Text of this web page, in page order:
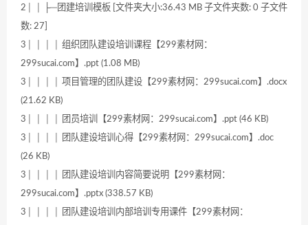
2│ │ ├─团建培训模板 [文件夹大小:36.43 MB 子文件夹数: 0 子文件
数: 27]
3│ │ │ │ 组织团队建设培训课程【299素材网：
299sucai.com】.ppt (1.08 MB)
3│ │ │ │ 项目管理的团队建设【299素材网：299sucai.com】.docx
(21.62 KB)
3│ │ │ │ 团员培训【299素材网：299sucai.com】.ppt (46 KB)
3│ │ │ │ 团队建设培训心得【299素材网：299sucai.com】.doc
(26 KB)
3│ │ │ │ 团队建设培训内容简要说明【299素材网：
299sucai.com】.pptx (338.57 KB)
3│ │ │ │ 团队建设培训内部培训专用课件【299素材网：